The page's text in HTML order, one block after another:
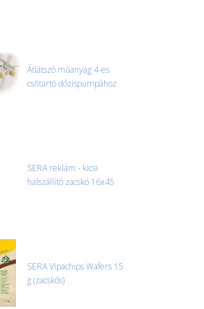
stb.) egyedi szállítási
kell mindenképpen.
bármi rendellenességet
felvenni a futárral. A sérült
Átlátszó műanyag 4-es
csőtartó dózispumpához
SERA reklám - kicsi
halszállító zacskó 16x45
SERA Vipachips Wafers 15
g (zacskós)